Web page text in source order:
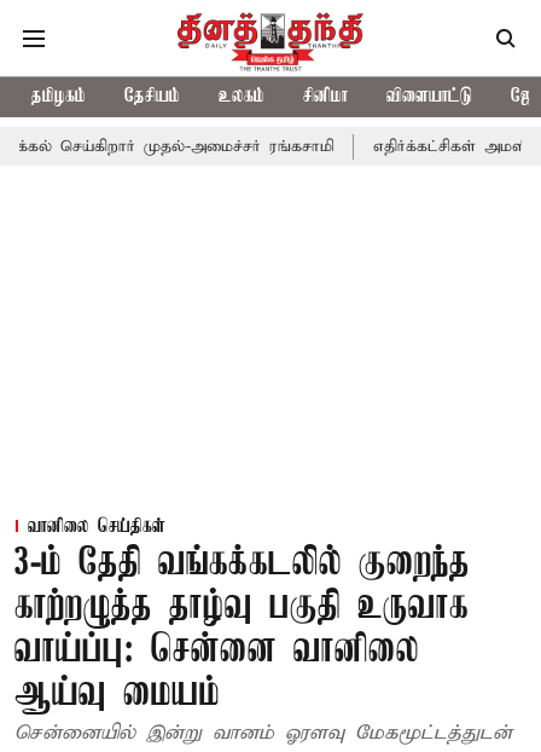
தமிழகம் தேசியம் உலகம் சினிமா விளையாட்டு
முதல்-அமைச்சர் ரங்கசாமி எதிர்க்கட்சிகள் அமளி:
வானிலை செய்திகள்
3-ம் தேதி வங்கக்கடலில் குறைந்த
காற்றழுத்த தாழ்வு பகுதி உருவாக
வாய்ப்பு: சென்னை வானிலை
ஆய்வு மையம்
சென்னையில் இன்று வானம் ஓரளவு மேகமூட்டத்துடன்